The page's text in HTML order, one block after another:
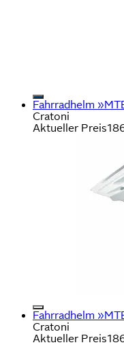
Fahrradhelm
Cratoni
Aktueller Preis
Fahrradhelm
Cratoni
Aktueller Preis